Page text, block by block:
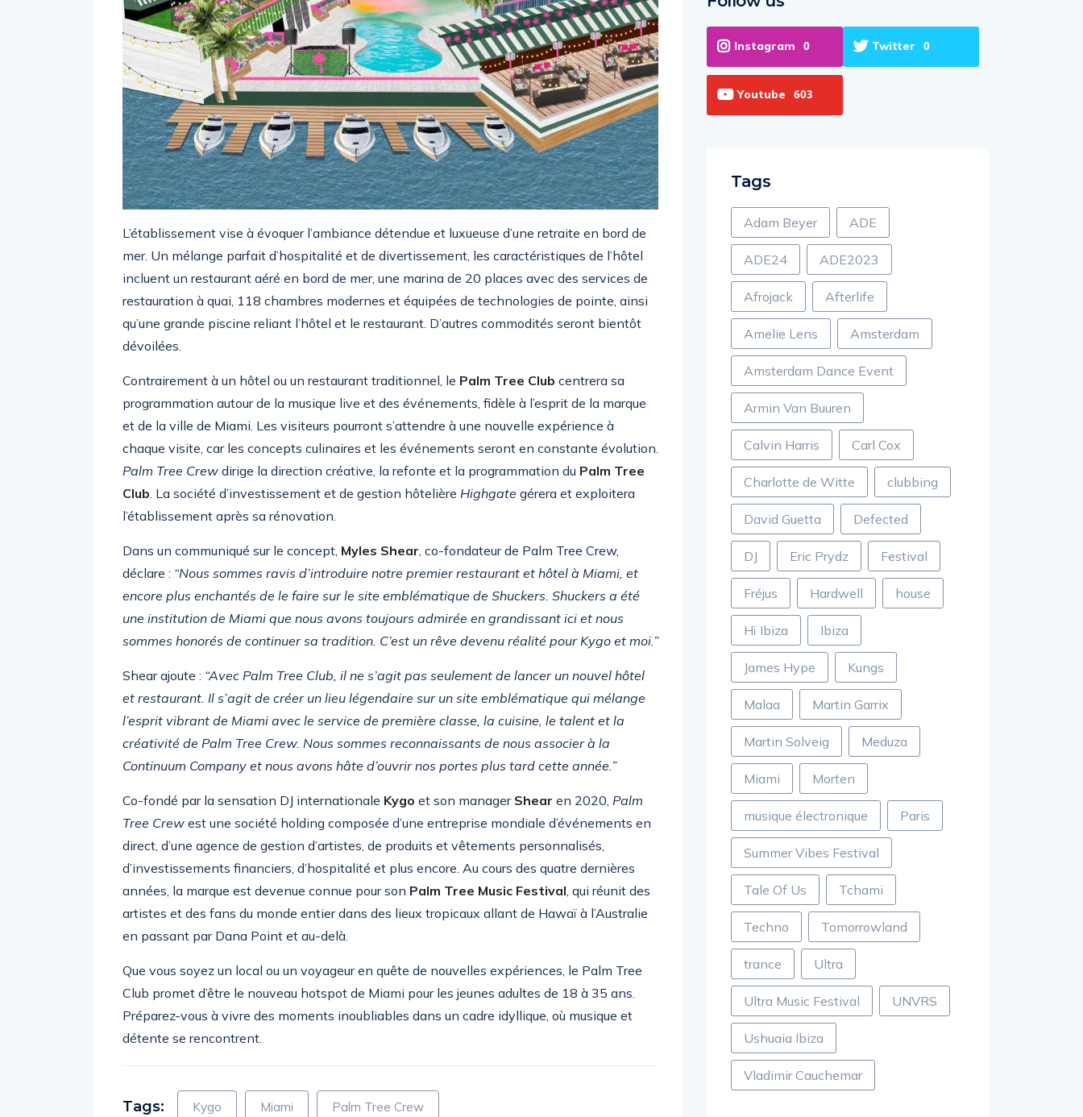
L’établissement vise à évoquer l’ambiance détendue et luxueuse d’une retraite en bord de
mer. Un mélange parfait d’hospitalité et de divertissement, les caractéristiques de l’hôtel
incluent un restaurant aéré en bord de mer, une marina de 20 places avec des services de
restauration à quai, 118 chambres modernes et équipées de technologies de pointe, ainsi
qu’une grande piscine reliant l’hôtel et le restaurant. D’autres commodités seront bientôt
dévoilées.
Contrairement à un hôtel ou un restaurant traditionnel, le Palm Tree Club centrera sa
programmation autour de la musique live et des événements, fidèle à l’esprit de la marque
et de la ville de Miami. Les visiteurs pourront s’attendre à une nouvelle expérience à
chaque visite, car les concepts culinaires et les événements seront en constante évolution.
Palm Tree Crew dirige la direction créative, la refonte et la programmation du Palm Tree
Club. La société d’investissement et de gestion hôtelière Highgate gérera et exploitera
l’établissement après sa rénovation.
Dans un communiqué sur le concept, Myles Shear, co-fondateur de Palm Tree Crew,
déclare : “Nous sommes ravis d’introduire notre premier restaurant et hôtel à Miami, et
encore plus enchantés de le faire sur le site emblématique de Shuckers. Shuckers a été
une institution de Miami que nous avons toujours admirée en grandissant ici et nous
sommes honorés de continuer sa tradition. C’est un rêve devenu réalité pour Kygo et moi.”
Shear ajoute : “Avec Palm Tree Club, il ne s’agit pas seulement de lancer un nouvel hôtel
et restaurant. Il s’agit de créer un lieu légendaire sur un site emblématique qui mélange
l’esprit vibrant de Miami avec le service de première classe, la cuisine, le talent et la
créativité de Palm Tree Crew. Nous sommes reconnaissants de nous associer à la
Continuum Company et nous avons hâte d’ouvrir nos portes plus tard cette année.”
Co-fondé par la sensation DJ internationale Kygo et son manager Shear en 2020, Palm
Tree Crew est une société holding composée d’une entreprise mondiale d’événements en
direct, d’une agence de gestion d’artistes, de produits et vêtements personnalisés,
d’investissements financiers, d’hospitalité et plus encore. Au cours des quatre dernières
années, la marque est devenue connue pour son Palm Tree Music Festival, qui réunit des
artistes et des fans du monde entier dans des lieux tropicaux allant de Hawaï à l’Australie
en passant par Dana Point et au-delà.
Que vous soyez un local ou un voyageur en quête de nouvelles expériences, le Palm Tree
Club promet d’être le nouveau hotspot de Miami pour les jeunes adultes de 18 à 35 ans.
Préparez-vous à vivre des moments inoubliables dans un cadre idyllique, où musique et
détente se rencontrent.
Tags: Kygo Miami Palm Tree Crew
Instagram 0 Twitter 0
Youtube 603
Tags
Adam Beyer ADE
ADE24 ADE2023
Afrojack Afterlife
Amelie Lens Amsterdam
Amsterdam Dance Event
Armin Van Buuren
Calvin Harris Carl Cox
Charlotte de Witte clubbing
David Guetta Defected
DJ Eric Prydz Festival
Fréjus Hardwell house
Hï Ibiza Ibiza
James Hype Kungs
Malaa Martin Garrix
Martin Solveig Meduza
Miami Morten
musique électronique Paris
Summer Vibes Festival
Tale Of Us Tchami
Techno Tomorrowland
trance Ultra
Ultra Music Festival UNVRS
Ushuaia Ibiza
Vladimir Cauchemar